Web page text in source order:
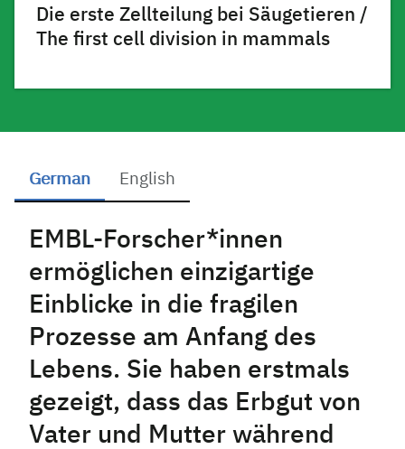
Die erste Zellteilung bei Säugetieren /
The first cell division in mammals
German English
German
EMBL-Forscher*innen
ermöglichen einzigartige
Einblicke in die fragilen
Prozesse am Anfang des
Lebens. Sie haben erstmals
gezeigt, dass das Erbgut von
Vater und Mutter während